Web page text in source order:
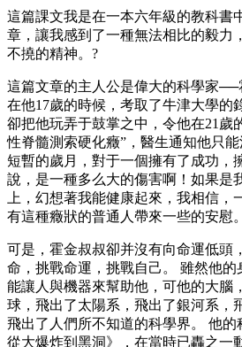
這篇課文我是在一本六年級的教科書
章，讓我感到了一種無法相比的毅力
不撓的精神。?
這篇文章的主人公是偉大的科學家──
在他17歲的時候，考取了牛津大學的
卻把他玩弄于鼓掌之中，令他在21歲
性脊髓測索硬化癥”，醫生通知他只
短暫的歲月，對于一個擁有了成功，
說，是一種多么大的傷害啊！如果是
上，幻想著我能健康起來，我相信，
有這種癥狀的普通人帶來一些的安慰
可是，霍金叔叔卻并沒有向命運低頭
命，挑戰命運，挑戰自己。 雖然他的
能讓人與機器來幫助他，可他的大腦
球，飛出了太陽系，飛出了銀河系，
飛出了人們所不知道的科學界。 他
從大爆炸到黑洞》，在當時已轟之一